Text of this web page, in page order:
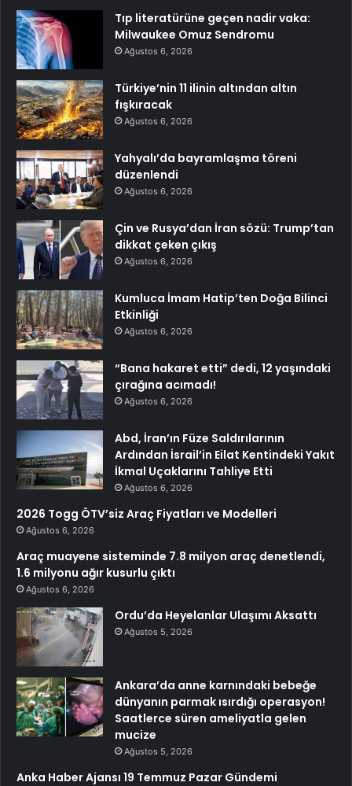
Tıp literatürüne geçen nadir vaka:
Milwaukee Omuz Sendromu
Ağustos 6, 2026
Türkiye’nin 11 ilinin altından altın
fışkıracak
Ağustos 6, 2026
Yahyalı’da bayramlaşma töreni
düzenlendi
Ağustos 6, 2026
Çin ve Rusya’dan İran sözü: Trump’tan
dikkat çeken çıkış
Ağustos 6, 2026
Kumluca İmam Hatip’ten Doğa Bilinci
Etkinliği
Ağustos 6, 2026
“Bana hakaret etti” dedi, 12 yaşındaki
çırağına acımadı!
Ağustos 6, 2026
Abd, İran’ın Füze Saldırılarının
Ardından İsrail’in Eilat Kentindeki Yakıt
İkmal Uçaklarını Tahliye Etti
Ağustos 6, 2026
2026 Togg ÖTV’siz Araç Fiyatları ve Modelleri
Ağustos 6, 2026
Araç muayene sisteminde 7.8 milyon araç denetlendi,
1.6 milyonu ağır kusurlu çıktı
Ağustos 6, 2026
Ordu’da Heyelanlar Ulaşımı Aksattı
Ağustos 5, 2026
Ankara’da anne karnındaki bebeğe
dünyanın parmak ısırdığı operasyon!
Saatlerce süren ameliyatla gelen
mucize
Ağustos 5, 2026
Anka Haber Ajansı 19 Temmuz Pazar Gündemi